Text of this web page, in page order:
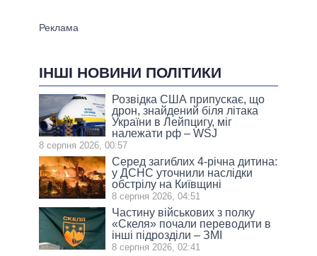
ІНШІ НОВИНИ ПОЛІТИКИ
Розвідка США припускає, що
дрон, знайдений біля літака
України в Лейпцигу, міг
належати рф – WSJ
8 серпня 2026, 00:57
Серед загиблих 4-річна дитина:
у ДСНС уточнили наслідки
обстрілу на Київщині
8 серпня 2026, 04:51
Частину військових з полку
«Скеля» почали переводити в
інші підрозділи – ЗМІ
8 серпня 2026, 02:41